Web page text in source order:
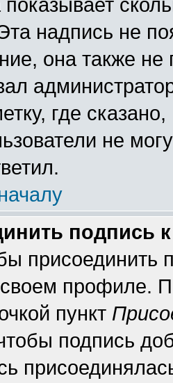
надпись не
она также
где
не
подпись
присоединить
своем профиле.
пункт
подпись